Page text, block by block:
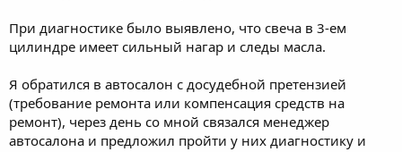
При диагностике было выявлено, что свеча в 3-ем
цилиндре имеет сильный нагар и следы масла.
Я обратился в автосалон с досудебной претензией
(требование ремонта или компенсация средств на
ремонт), через день со мной связался менеджер
автосалона и предложил пройти у них диагностику и